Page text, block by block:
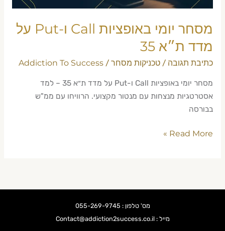
מסחר יומי באופציות Call ו-Put על
מדד ת״א 35
כתיבת תגובה / טכניקות מסחר/
Addiction To Success
מסחר יומי באופציות Call ו-Put על מדד ת״א 35 – למד
אסטרטגיות מנצחות עם מנטור מקצועי. הרוויחו עם ממ"ש
בבורסה
ת״א
Read More »
מס' טלפון : 055-269-9745
מייל : Contact@addiction2success.co.il